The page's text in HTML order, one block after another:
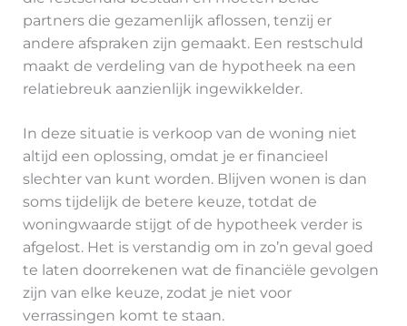
partners die gezamenlijk aflossen, tenzij er
andere afspraken zijn gemaakt. Een restschuld
maakt de verdeling van de hypotheek na een
relatiebreuk aanzienlijk ingewikkelder.
In deze situatie is verkoop van de woning niet
altijd een oplossing, omdat je er financieel
slechter van kunt worden. Blijven wonen is dan
soms tijdelijk de betere keuze, totdat de
woningwaarde stijgt of de hypotheek verder is
afgelost. Het is verstandig om in zo’n geval goed
te laten doorrekenen wat de financiële gevolgen
zijn van elke keuze, zodat je niet voor
verrassingen komt te staan.